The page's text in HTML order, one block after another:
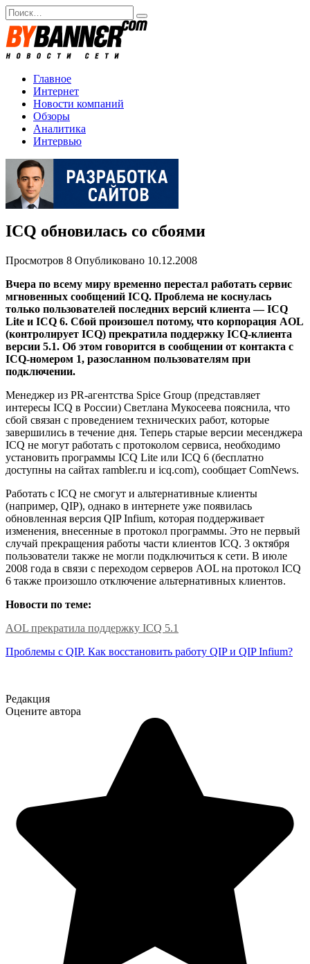
Перейти
к
содержанию
Search
for:
Главное
Интернет
Новости компаний
Обзоры
Аналитика
Интервью
ICQ обновилась со сбоями
Просмотров 8 Опубликовано 10.12.2008
Вчера по всему миру временно перестал работать сервис
мгновенных сообщений ICQ. Проблема не коснулась
только пользователей последних версий клиента — ICQ
Lite и ICQ 6. Сбой произошел потому, что корпорация AOL
(контролирует ICQ) прекратила поддержку ICQ-клиента
версии 5.1. Об этом говорится в сообщении от контакта с
ICQ-номером 1, разосланном пользователям при
подключении.
Менеджер из PR-агентства Spice Group (представляет
интересы ICQ в России) Светлана Мукосеева пояснила, что
сбой связан с проведением технических работ, которые
завершились в течение дня. Теперь старые версии месенджера
ICQ не могут работать с протоколом сервиса, необходимо
установить программы ICQ Lite или ICQ 6 (бесплатно
доступны на сайтах rambler.ru и icq.com), сообщает СomNews.
Работать с ICQ не смогут и альтернативные клиенты
(например, QIP), однако в интернете уже появилась
обновленная версия QIP Infium, которая поддерживает
изменения, внесенные в протокол программы. Это не первый
случай прекращения работы части клиентов ICQ. 3 октября
пользователи также не могли подключиться к сети. В июле
2008 года в связи с переходом серверов AOL на протокол ICQ
6 также произошло отключение альтернативных клиентов.
Новости по теме:
AOL прекратила поддержку ICQ 5.1
Проблемы с QIP. Как восстановить работу QIP и QIP Infium?
Редакция
Оцените автора